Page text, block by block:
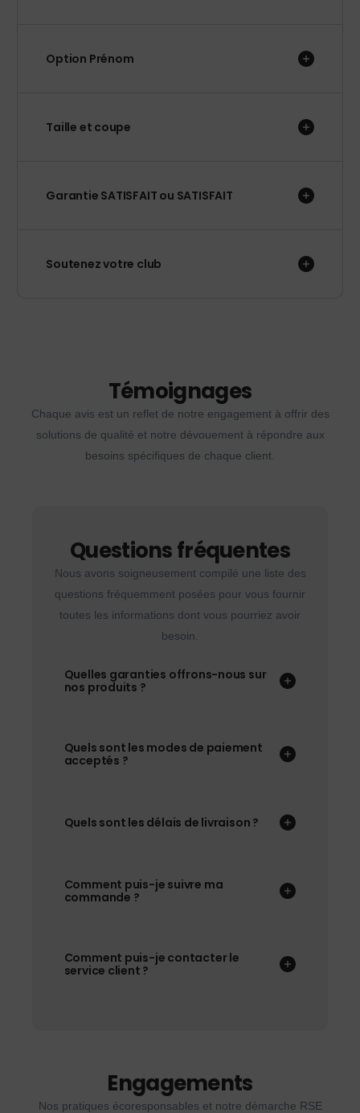
Option Prénom
Taille et coupe
Garantie SATISFAIT ou SATISFAIT
Soutenez votre club
Témoignages
Chaque avis est un reflet de notre engagement à offrir des
solutions de qualité et notre dévouement à répondre aux
besoins spécifiques de chaque client.
Questions fréquentes
Nous avons soigneusement compilé une liste des
questions fréquemment posées pour vous fournir
toutes les informations dont vous pourriez avoir
besoin.
Quelles garanties offrons-nous sur
nos produits ?
Quels sont les modes de paiement
acceptés ?
Quels sont les délais de livraison ?
Comment puis-je suivre ma
commande ?
Comment puis-je contacter le
service client ?
Engagements
Nos pratiques écoresponsables et notre démarche RSE